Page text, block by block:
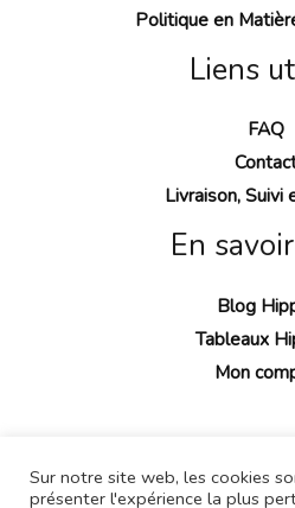
Politique en
Liens
FAQ
Livraison, Suivi
En
Blog
Tableaux
Mon
Sur notre site web, les cookies
présenter l'expérience la plus